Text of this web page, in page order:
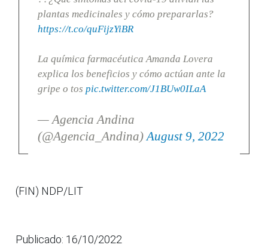
plantas medicinales y cómo prepararlas?
https://t.co/quFijzYiBR
La química farmacéutica Amanda Lovera
explica los beneficios y cómo actúan ante la
gripe o tos pic.twitter.com/J1BUw0ILaA
— Agencia Andina
(@Agencia_Andina)August 9, 2022
(FIN) NDP/LIT
Publicado: 16/10/2022